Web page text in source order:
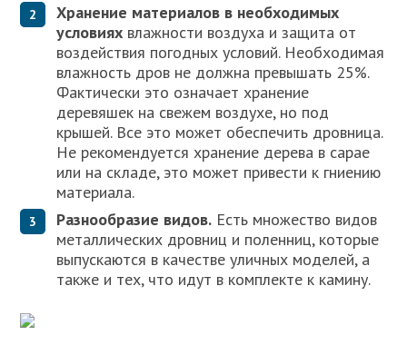
Хранение материалов в необходимых
условиях влажности воздуха и защита от
воздействия погодных условий. Необходимая
влажность дров не должна превышать 25%.
Фактически это означает хранение
деревяшек на свежем воздухе, но под
крышей. Все это может обеспечить дровница.
Не рекомендуется хранение дерева в сарае
или на складе, это может привести к гниению
материала.
Разнообразие видов. Есть множество видов
металлических дровниц и поленниц, которые
выпускаются в качестве уличных моделей, а
также и тех, что идут в комплекте к камину.